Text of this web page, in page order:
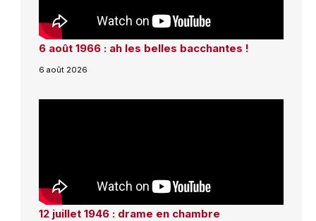
6 août 1966 : ah les belles bacchantes !
6 août 2026
12 juillet 1946 : drame en chambre